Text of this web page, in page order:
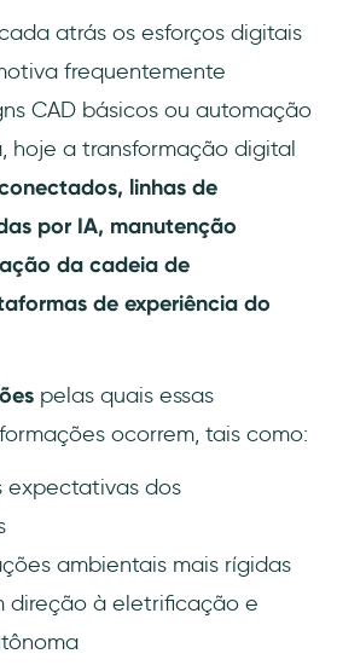
atrás os esforços digitais
frequentemente
CAD básicos ou automação
hoje a transformação digital
linhas de
por IA, manutenção
da cadeia de
de experiência do
pelas quais essas
ocorrem, tais como:
expectativas dos
ambientais mais rígidas
direção à eletrificação e